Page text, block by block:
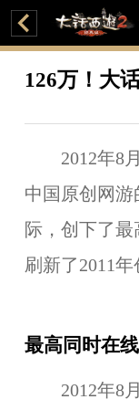
126万！大
2012年8月
中国原创网游
际，创下了最
刷新了2011年
最高同时在
2012年8月